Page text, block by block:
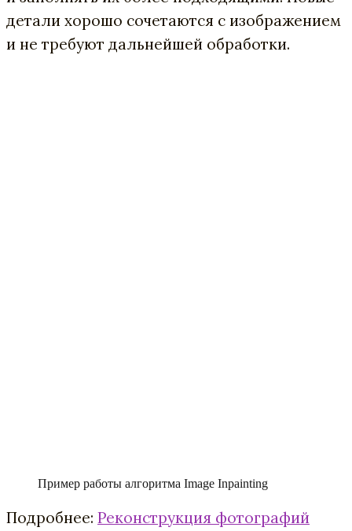
детали хорошо сочетаются с изображением
и не требуют дальнейшей обработки.
Пример работы алгоритма Image Inpainting
Подробнее: Реконструкция фотографий